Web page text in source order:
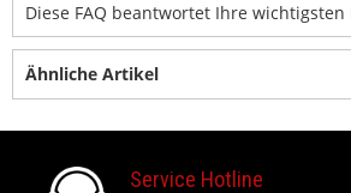
Diese FAQ beantwortet Ihre wichtigsten
Ähnliche Artikel
Service Hotline